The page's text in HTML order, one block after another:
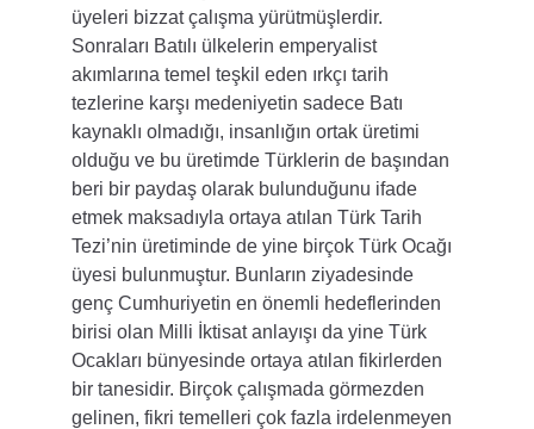
üyeleri bizzat çalışma yürütmüşlerdir.
Sonraları Batılı ülkelerin emperyalist
akımlarına temel teşkil eden ırkçı tarih
tezlerine karşı medeniyetin sadece Batı
kaynaklı olmadığı, insanlığın ortak üretimi
olduğu ve bu üretimde Türklerin de başından
beri bir paydaş olarak bulunduğunu ifade
etmek maksadıyla ortaya atılan Türk Tarih
Tezi’nin üretiminde de yine birçok Türk Ocağı
üyesi bulunmuştur. Bunların ziyadesinde
genç Cumhuriyetin en önemli hedeflerinden
birisi olan Milli İktisat anlayışı da yine Türk
Ocakları bünyesinde ortaya atılan fikirlerden
bir tanesidir. Birçok çalışmada görmezden
gelinen, fikri temelleri çok fazla irdelenmeyen